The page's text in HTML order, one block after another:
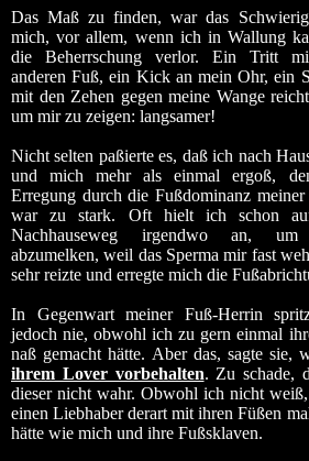
Das Maß zu finden, war das
mich, vor allem, wenn ich in Wallung
die Beherrschung verlor. Ein Tritt
anderen Fuß, ein Kick an mein Ohr, ein
mit den Zehen gegen meine Wange
um mir zu zeigen: langsamer!
Nicht selten paßierte es, daß ich nach
und mich mehr als einmal ergoß,
Erregung durch die Fußdominanz
war zu stark. Oft hielt ich schon
Nachhauseweg irgendwo an,
abzumelken, weil das Sperma mir fast
sehr reizte und erregte mich die
In Gegenwart meiner Fuß-Herrin
jedoch nie, obwohl ich zu gern einmal
naß gemacht hätte. Aber das, sagte sie,
ihrem Lover vorbehalten. Zu schade,
dieser nicht wahr. Obwohl ich nicht
einen Liebhaber derart mit ihren Füßen
hätte wie mich und ihre Fußsklaven.